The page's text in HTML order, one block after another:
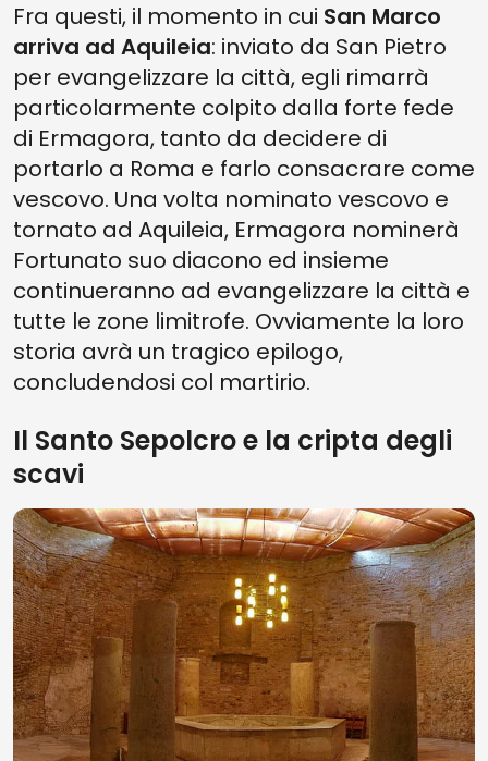
Fra questi, il momento in cui San Marco
arriva ad Aquileia: inviato da San Pietro
per evangelizzare la città, egli rimarrà
particolarmente colpito dalla forte fede
di Ermagora, tanto da decidere di
portarlo a Roma e farlo consacrare come
vescovo. Una volta nominato vescovo e
tornato ad Aquileia, Ermagora nominerà
Fortunato suo diacono ed insieme
continueranno ad evangelizzare la città e
tutte le zone limitrofe. Ovviamente la loro
storia avrà un tragico epilogo,
concludendosi col martirio.
Il Santo Sepolcro e la cripta degli
scavi